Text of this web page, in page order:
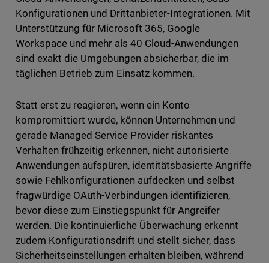
Konfigurationen und Drittanbieter-Integrationen. Mit
Unterstützung für Microsoft 365, Google
Workspace und mehr als 40 Cloud-Anwendungen
sind exakt die Umgebungen absicherbar, die im
täglichen Betrieb zum Einsatz kommen.
Statt erst zu reagieren, wenn ein Konto
kompromittiert wurde, können Unternehmen und
gerade Managed Service Provider riskantes
Verhalten frühzeitig erkennen, nicht autorisierte
Anwendungen aufspüren, identitätsbasierte Angriffe
sowie Fehlkonfigurationen aufdecken und selbst
fragwürdige OAuth-Verbindungen identifizieren,
bevor diese zum Einstiegspunkt für Angreifer
werden. Die kontinuierliche Überwachung erkennt
zudem Konfigurationsdrift und stellt sicher, dass
Sicherheitseinstellungen erhalten bleiben, während